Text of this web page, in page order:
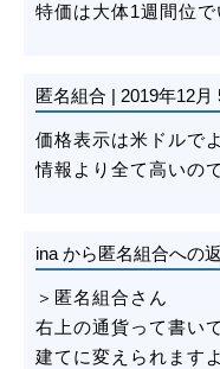
特価は大体1週間位
匿名組合 | 2019年12月
価格表示は米ドルで
情報より全て高いので
ina から匿名組合への
＞匿名組合さん
右上の通貨って書い
建てに変えられます